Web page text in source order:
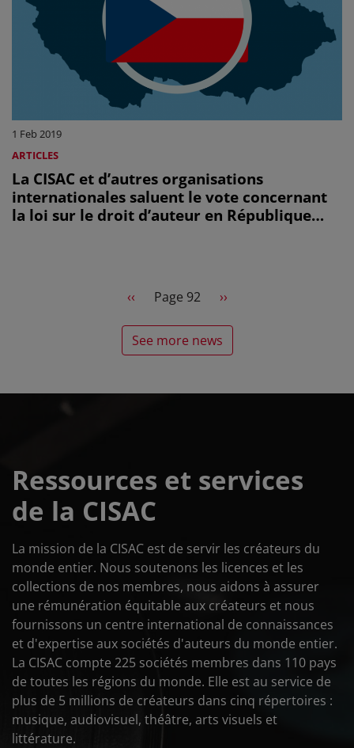
1 Feb 2019
ARTICLES
La CISAC et d’autres organisations
internationales saluent le vote concernant
la loi sur le droit d’auteur en République
PaginationPrevious page
‹‹ Page 92 Next page
››
See more news
Ressources et services
de la CISAC
La mission de la CISAC est de servir les créateurs du
monde entier. Nous soutenons les licences et les
collections de nos membres, nous aidons à assurer
une rémunération équitable aux créateurs et nous
fournissons un centre international de connaissances
et d'expertise aux sociétés d'auteurs du monde entier.
La CISAC compte 225 sociétés membres dans 110 pays
de toutes les régions du monde. Elle est au service de
plus de 5 millions de créateurs dans cinq répertoires :
musique, audiovisuel, théâtre, arts visuels et
littérature.